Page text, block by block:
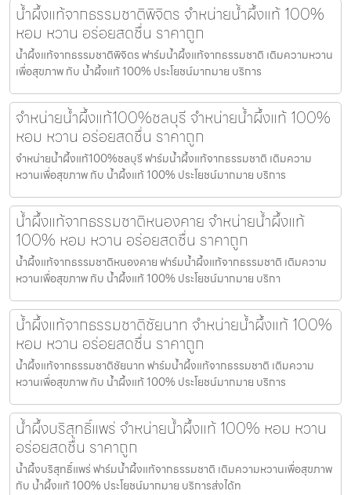
น้ำผึ้งแท้จากธรรมชาติพิจิตร จำหน่ายน้ำผึ้งแท้ 100%
หอม หวาน อร่อยสดชื่น ราคาถูก
น้ำผึ้งแท้จากธรรมชาติพิจิตร ฟาร์มน้ำผึ้งแท้จากธรรมชาติ เติมความหวาน
เพื่อสุขภาพ กับ น้ำผึ้งแท้ 100% ประโยชน์มากมาย บริการ
จำหน่ายน้ำผึ้งแท้100%ชลบุรี จำหน่ายน้ำผึ้งแท้ 100%
หอม หวาน อร่อยสดชื่น ราคาถูก
จำหน่ายน้ำผึ้งแท้100%ชลบุรี ฟาร์มน้ำผึ้งแท้จากธรรมชาติ เติมความ
หวานเพื่อสุขภาพ กับ น้ำผึ้งแท้ 100% ประโยชน์มากมาย บริการ
น้ำผึ้งแท้จากธรรมชาติหนองคาย จำหน่ายน้ำผึ้งแท้
100% หอม หวาน อร่อยสดชื่น ราคาถูก
น้ำผึ้งแท้จากธรรมชาติหนองคาย ฟาร์มน้ำผึ้งแท้จากธรรมชาติ เติมความ
หวานเพื่อสุขภาพ กับ น้ำผึ้งแท้ 100% ประโยชน์มากมาย บริกา
น้ำผึ้งแท้จากธรรมชาติชัยนาท จำหน่ายน้ำผึ้งแท้ 100%
หอม หวาน อร่อยสดชื่น ราคาถูก
น้ำผึ้งแท้จากธรรมชาติชัยนาท ฟาร์มน้ำผึ้งแท้จากธรรมชาติ เติมความ
หวานเพื่อสุขภาพ กับ น้ำผึ้งแท้ 100% ประโยชน์มากมาย บริการ
น้ำผึ้งบริสุทธิ์แพร่ จำหน่ายน้ำผึ้งแท้ 100% หอม หวาน
อร่อยสดชื่น ราคาถูก
น้ำผึ้งบริสุทธิ์แพร่ ฟาร์มน้ำผึ้งแท้จากธรรมชาติ เติมความหวานเพื่อสุขภาพ
กับ น้ำผึ้งแท้ 100% ประโยชน์มากมาย บริการส่งได้ท